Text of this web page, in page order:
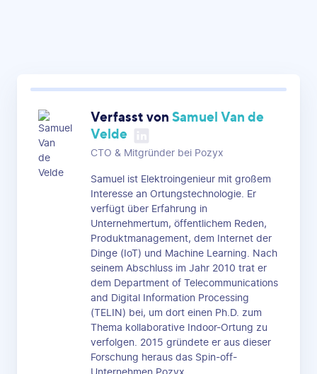
Verfasst vonSamuel Van de
Velde
CTO & Mitgründer bei Pozyx
Samuel ist Elektroingenieur mit großem
Interesse an Ortungstechnologie. Er
verfügt über Erfahrung in
Unternehmertum, öffentlichem Reden,
Produktmanagement, dem Internet der
Dinge (IoT) und Machine Learning. Nach
seinem Abschluss im Jahr 2010 trat er
dem Department of Telecommunications
and Digital Information Processing
(TELIN) bei, um dort einen Ph.D. zum
Thema kollaborative Indoor-Ortung zu
verfolgen. 2015 gründete er aus dieser
Forschung heraus das Spin-off-